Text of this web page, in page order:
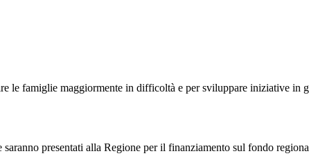
famiglie maggiormente in difficoltà e per sviluppare iniziative in
presentati alla Regione per il finanziamento sul fondo